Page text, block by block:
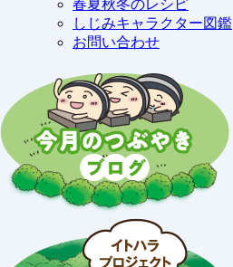
春夏秋冬のレシピ
しじみキャラクター図鑑
お問い合わせ